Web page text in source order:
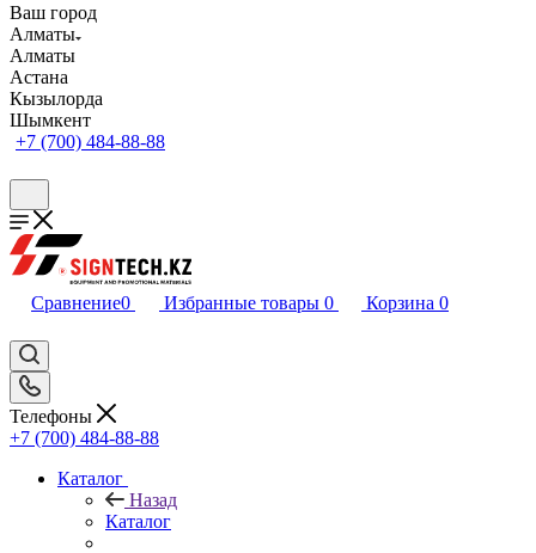
Ваш город
Алматы
Алматы
Астана
Кызылорда
Шымкент
+7 (700) 484-88-88
Сравнение0 Избранные товары 0 Корзина 0
Телефоны
+7 (700) 484-88-88
Каталог
Назад
Каталог